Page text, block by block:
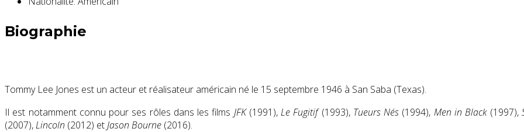
Biographie
Tommy Lee Jones est un acteur et réalisateur américain né le 15 septembre 1946 à San Saba (Texas).
Il est notamment connu pour ses rôles dans les films JFK (1991),Le Fugitif (1993), Tueurs Nés (1994), Men in Black (1997),
(2007),Lincoln (2012) etJason Bourne (2016).